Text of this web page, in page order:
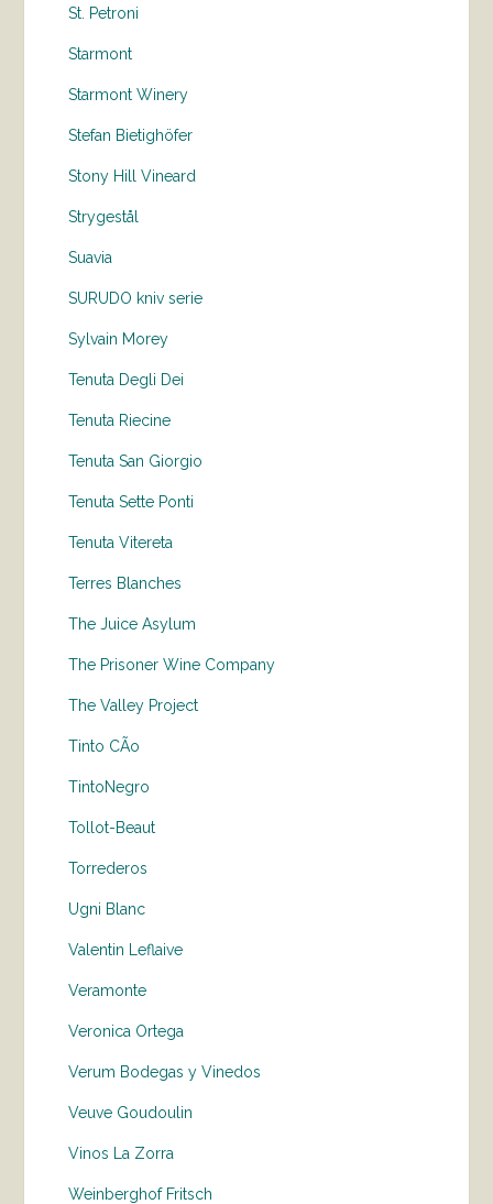
St. Petroni
Starmont
Starmont Winery
Stefan Bietighöfer
Stony Hill Vineard
Strygestål
Suavia
SURUDO kniv serie
Sylvain Morey
Tenuta Degli Dei
Tenuta Riecine
Tenuta San Giorgio
Tenuta Sette Ponti
Tenuta Vitereta
Terres Blanches
The Juice Asylum
The Prisoner Wine Company
The Valley Project
Tinto CÃo
TintoNegro
Tollot-Beaut
Torrederos
Ugni Blanc
Valentin Leflaive
Veramonte
Veronica Ortega
Verum Bodegas y Vinedos
Veuve Goudoulin
Vinos La Zorra
Weinberghof Fritsch